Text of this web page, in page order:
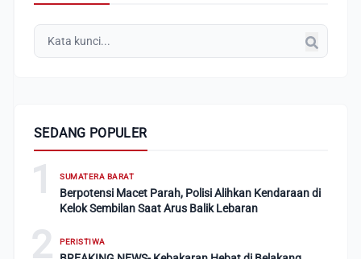
SEDANG POPULER
1 SUMATERA BARAT
Berpotensi Macet Parah, Polisi Alihkan Kendaraan di
Kelok Sembilan Saat Arus Balik Lebaran
2 PERISTIWA